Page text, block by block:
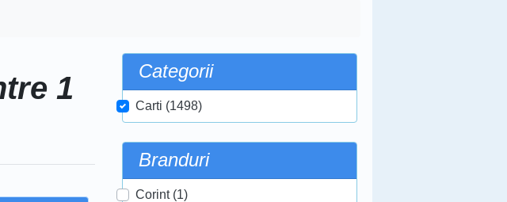
1
Categorii
Carti (1498)
Branduri
Corint (1)